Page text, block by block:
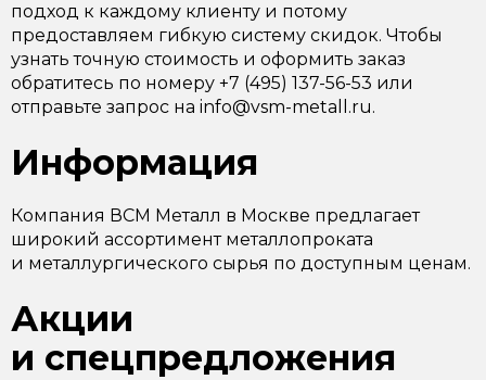
подход к каждому клиенту и потому
предоставляем гибкую систему скидок. Чтобы
узнать точную стоимость и оформить заказ
обратитесь по номеру +7 (495) 137-56-53 или
отправьте запрос на info@vsm-metall.ru.
Информация
Компания ВСМ Металл в Москве предлагает
широкий ассортимент металлопроката
и металлургического сырья по доступным ценам.
Акции
и спецпредложения